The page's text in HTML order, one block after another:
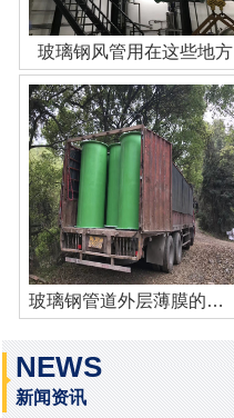
玻璃钢风管用在这些地方
玻璃钢管道外层薄膜的作用
NEWS
新闻资讯